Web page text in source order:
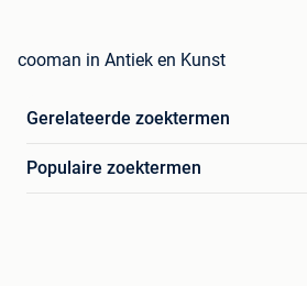
cooman in Antiek en Kunst
Gerelateerde zoektermen
Populaire zoektermen